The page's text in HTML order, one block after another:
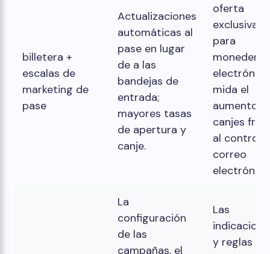
billetera +
escalas de
marketing de
pase
Actualizaciones
automáticas al
pase en lugar
de a las
bandejas de
entrada;
mayores tasas
de apertura y
canje.
oferta
exclusiva
para
monedero
mida el
aumento
canjes
al control
correo
La
configuración
de las
campañas, el
Las
y reglas de